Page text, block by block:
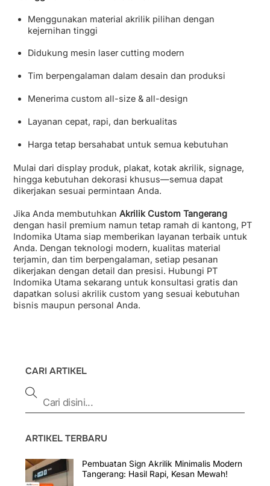
Menggunakan material akrilik pilihan dengan
kejernihan tinggi
Didukung mesin laser cutting modern
Tim berpengalaman dalam desain dan produksi
Menerima custom all-size & all-design
Layanan cepat, rapi, dan berkualitas
Harga tetap bersahabat untuk semua kebutuhan
Mulai dari display produk, plakat, kotak akrilik, signage,
hingga kebutuhan dekorasi khusus—semua dapat
dikerjakan sesuai permintaan Anda.
Jika Anda membutuhkanAkrilik Custom Tangerang
dengan hasil premium namun tetap ramah di kantong, PT
Indomika Utama siap memberikan layanan terbaik untuk
Anda. Dengan teknologi modern, kualitas material
terjamin, dan tim berpengalaman, setiap pesanan
dikerjakan dengan detail dan presisi. Hubungi PT
Indomika Utama sekarang untuk konsultasi gratis dan
dapatkan solusi akrilik custom yang sesuai kebutuhan
bisnis maupun personal Anda.
CARI ARTIKEL
ARTIKEL TERBARU
Pembuatan Sign Akrilik Minimalis Modern
Tangerang: Hasil Rapi, Kesan Mewah!